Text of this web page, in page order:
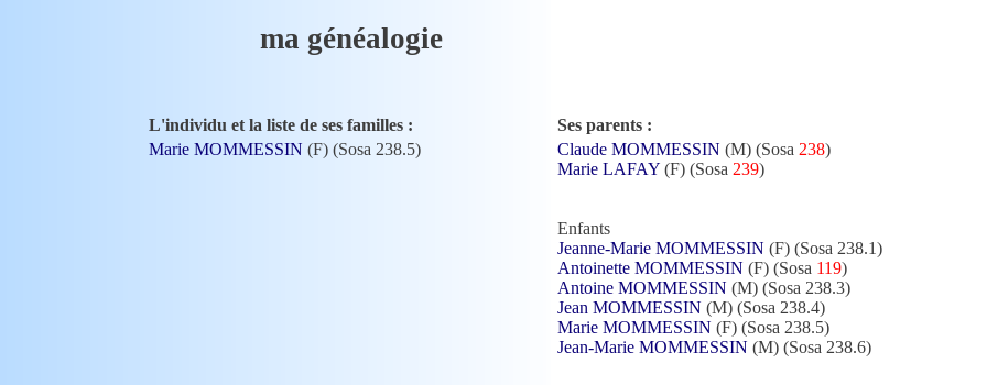
ma généalogie
L'individu et la liste de ses familles :
Ses parents :
Marie MOMMESSIN (F) (Sosa 238.5) Claude MOMMESSIN (M) (Sosa 238)
Marie LAFAY (F) (Sosa 239)
Enfants
Jeanne-Marie MOMMESSIN (F) (Sosa 238.1)
Antoinette MOMMESSIN (F) (Sosa 119)
Antoine MOMMESSIN (M) (Sosa 238.3)
Jean MOMMESSIN (M) (Sosa 238.4)
Marie MOMMESSIN (F) (Sosa 238.5)
Jean-Marie MOMMESSIN (M) (Sosa 238.6)